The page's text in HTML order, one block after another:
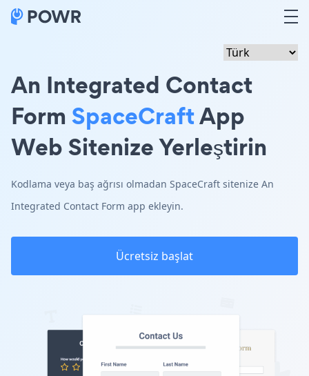
An Integrated Contact
Form SpaceCraftApp
Web Sitenize Yerleştirin
Kodlama veya baş ağrısı olmadan SpaceCraft sitenize An
Integrated Contact Form app ekleyin.
Ücretsiz başlat